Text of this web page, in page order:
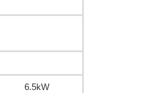
6.5kW